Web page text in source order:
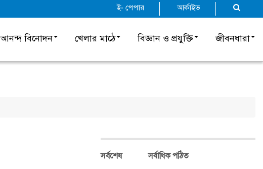
ই- পেপার আর্কাইভ
আনন্দ বিনোদন খেলার মাঠে বিজ্ঞান ও প্রযুক্তি জীবনধারা
সর্বশেষ সর্বাধিক পঠিত